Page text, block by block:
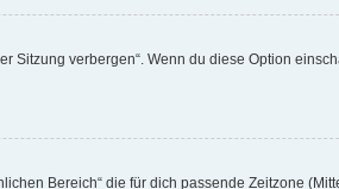
verbergen“. Wenn du diese Option
Bereich“ die für dich passende Zeitzone